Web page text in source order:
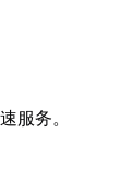
服务。